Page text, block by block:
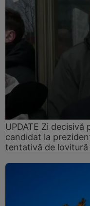
UPDATE Zi
candidat la
tentativă de lovitură